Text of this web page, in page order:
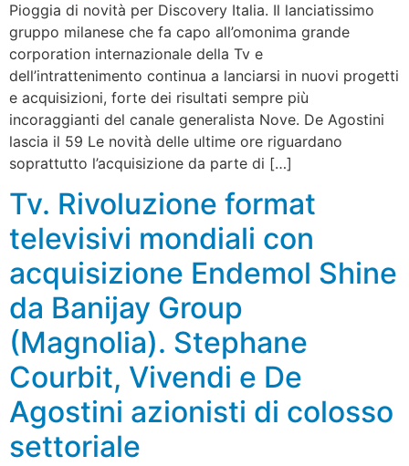
Pioggia di novità per Discovery Italia. Il lanciatissimo
gruppo milanese che fa capo all’omonima grande
corporation internazionale della Tv e
dell’intrattenimento continua a lanciarsi in nuovi progetti
e acquisizioni, forte dei risultati sempre più
incoraggianti del canale generalista Nove. De Agostini
lascia il 59 Le novità delle ultime ore riguardano
soprattutto l’acquisizione da parte di […]
Tv. Rivoluzione format
televisivi mondiali con
acquisizione Endemol Shine
da Banijay Group
(Magnolia). Stephane
Courbit, Vivendi e De
Agostini azionisti di colosso
settoriale